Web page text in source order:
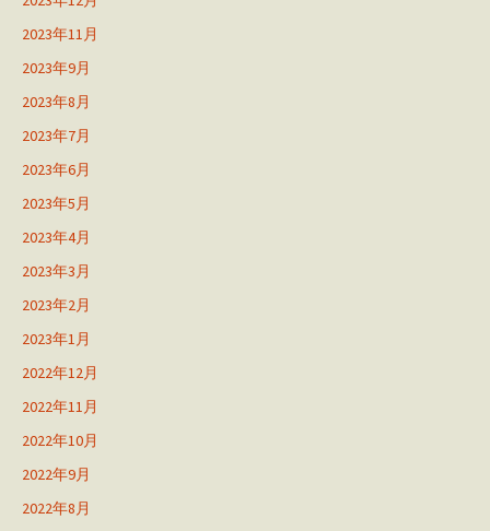
2023年11月
2023年9月
2023年8月
2023年7月
2023年6月
2023年5月
2023年4月
2023年3月
2023年2月
2023年1月
2022年12月
2022年11月
2022年10月
2022年9月
2022年8月